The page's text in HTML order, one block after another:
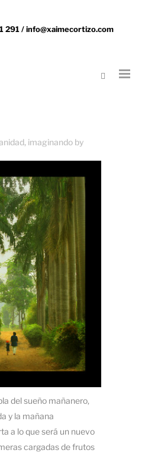
291 / info@xaimecortizo.com
, imaginando by
del sueño mañanero,
y la mañana
a lo que será un nuevo
cargadas de frutos